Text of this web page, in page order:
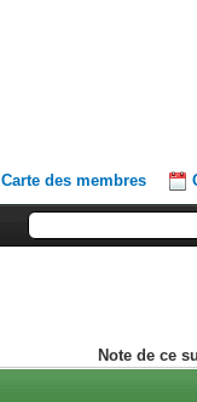
Carte des membres
Note de ce